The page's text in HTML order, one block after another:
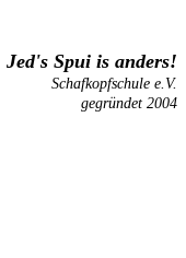
Jed's Spui is anders!
Schafkopfschule e.V.
gegründet 2004